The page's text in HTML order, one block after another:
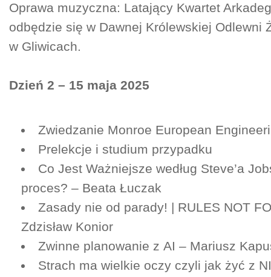
Oprawa muzyczna: Latający Kwartet
odbędzie się w Dawnej Królewskiej Odlewni
w Gliwicach.
Dzień 2 – 15 maja 2025
Zwiedzanie Monroe European
Prelekcje i studium przypadku
Co Jest Ważniejsze według Steve’a
proces? – Beata Łuczak
Zasady nie od parady! | RULES NOT
Zdzisław Konior
Zwinne planowanie z AI – Mariusz
Strach ma wielkie oczy czyli jak żyć z